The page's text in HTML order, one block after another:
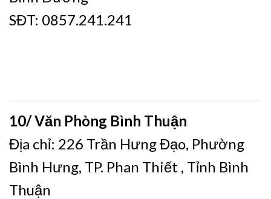
SĐT: 0857.241.241
10/ Văn Phòng Bình Thuận
Địa chỉ: 226 Trần Hưng Đạo, Phường
Bình Hưng, TP. Phan Thiết , Tỉnh Bình
Thuận